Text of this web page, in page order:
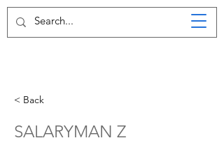
< Back
SALARYMAN Z